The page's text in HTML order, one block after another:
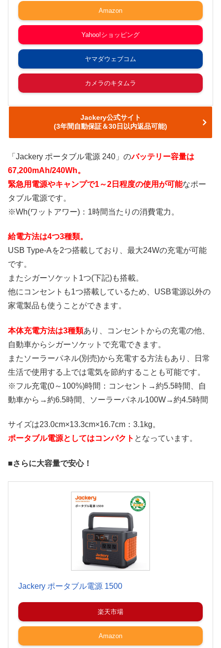
Amazon
Yahoo!ショッピング
ヤマダウェブコム
カメラのキタムラ
Jackery公式サイト
(3年間自動保証＆30日以内返品可能)
「Jackery ポータブル電源 240」のバッテリー容量は
67,200mAh/240Wh。
緊急用電源やキャンプで1～2日程度の使用が可能なポー
タブル電源です。
※Wh(ワットアワー)：1時間当たりの消費電力。
給電方法は4つ3種類。
USB Type-Aを2つ搭載しており、最大24Wの充電が可能
です。
またシガーソケット1つ(下記)も搭載。
他にコンセントも1つ搭載しているため、USB電源以外の
家電製品も使うことができます。
本体充電方法は3種類あり、コンセントからの充電の他、
自動車からシガーソケットで充電できます。
またソーラーパネル(別売)から充電する方法もあり、日常
生活で使用する上では電気を節約することも可能です。
※フル充電(0～100%)時間：コンセント→約5.5時間、自
動車から→約6.5時間、ソーラーパネル100W→約4.5時間
サイズは23.0cm×13.3cm×16.7cm：3.1kg。
ポータブル電源としてはコンパクト となっています。
■さらに大容量で安心！
Jackery ポータブル電源 1500
楽天市場
Amazon